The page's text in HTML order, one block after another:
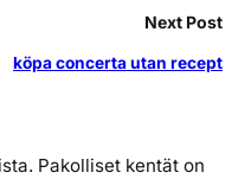
Next Post
köpa concerta utan recept
Pakolliset kentät on